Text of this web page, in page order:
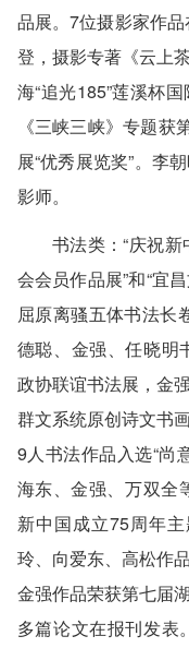
品展。7位摄影家作
登，摄影专著《云上
海“追光185”莲溪杯
《三峡三峡》专题获
展“优秀展览奖”。李
影师。
书法类：“庆祝
会会员作品展”和“宜
屈原离骚五体书法长
德聪、金强、任晓明
政协联谊书法展，金
群文系统原创诗文书
9人书法作品入选“尚
海东、金强、万双全
新中国成立75周年
玲、向爱东、高松作
金强作品荣获第七届
多篇论文在报刊发表